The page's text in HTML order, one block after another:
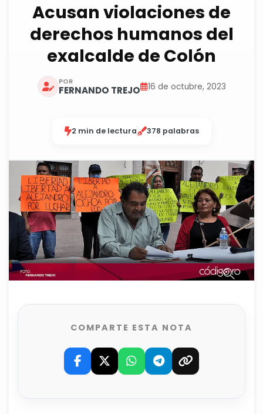
Acusan violaciones de
derechos humanos del
exalcalde de Colón
POR
FERNANDO TREJO 16 de octubre, 2023
2 min de lectura 378 palabras
COMPARTE ESTA NOTA